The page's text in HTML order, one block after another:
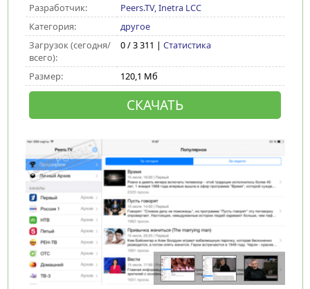
Разработчик:
Peers.TV, Inetra LCC
Категория:
другое
Загрузок (сегодня/
всего):
0 / 3 311 | Статистика
Размер: 120,1 Мб
СКАЧАТЬ